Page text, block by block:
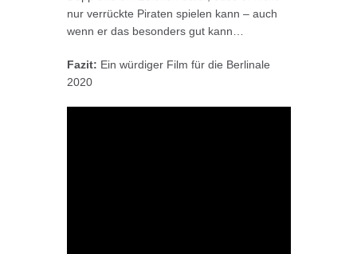
nur verrückte Piraten spielen kann – auch
wenn er das besonders gut kann…
Fazit: Ein würdiger Film für die Berlinale
2020